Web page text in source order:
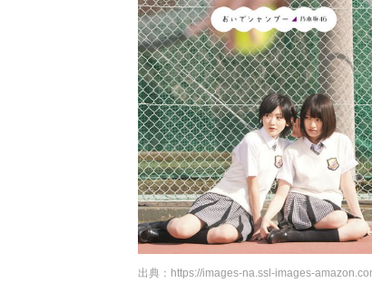
出典： https://images-na.ssl-images-